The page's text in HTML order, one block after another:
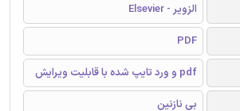
الزویر - Elsevier
PDF
pdf و ورد تایپ شده با قابلیت ویرایش
بی نازنین